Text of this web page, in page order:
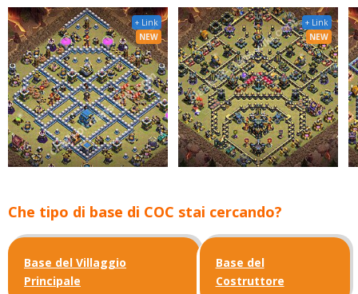
+ Link
NEW
+ Link
NEW
Che tipo di base di COC stai cercando?
Base del Villaggio
Principale
Base del
Costruttore